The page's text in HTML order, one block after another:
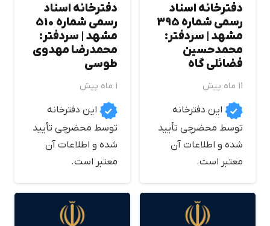
دفترخانه اسناد
رسمی شماره 395
مشهد | سردفتر:
محمدحسين
فضائلي گاه
11 ماه پیش
این دفترخانه
توسط محضرچی تأیید
شده و اطلاعات آن
معتبر است.
دفترخانه اسناد
رسمی شماره 510
مشهد | سردفتر:
محمدرضا مهدوي
طوسي
1 ماه پیش
این دفترخانه
توسط محضرچی تأیید
شده و اطلاعات آن
معتبر است.